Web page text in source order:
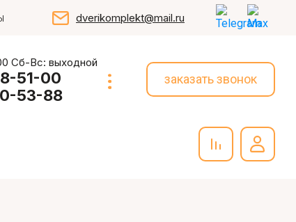
dverikomplekt@mail.ru
Сб-Вс: выходной
51-00
53-88
заказать звонок